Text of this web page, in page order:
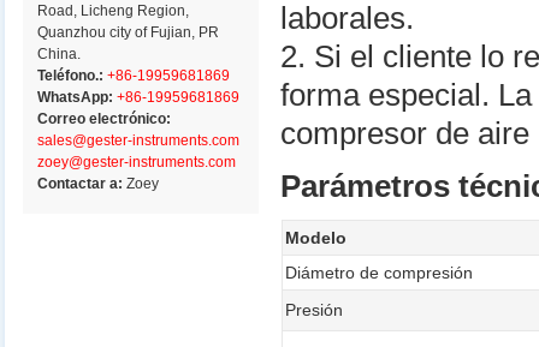
Road, Licheng Region,
Quanzhou city of Fujian, PR
China.
Teléfono.: +86-19959681869
WhatsApp: +86-19959681869
Correo electrónico:
sales@gester-instruments.com
zoey@gester-instruments.com
Contactar a:Zoey
laborales.
2. Si el cliente lo
forma especial.
compresor de
Parámetros
Modelo
Diámetro de compresión
Presión